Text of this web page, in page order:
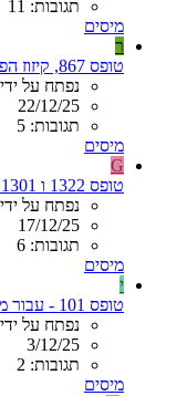
תגובות: 11
מיסים
ר
טופס 867, קיזוז הפסדי הון כנגד הכנסה מרבית או מדיבידנד
נפתח על
22/12/25
תגובות: 5
מיסים
G
טופס 1322 ו 1301 - אופן דיווח
נפתח על ידי GAG
17/12/25
תגובות: 6
מיסים
י
טופס 101 - עבור מי ששכיר ומקבל פנסיה בו זמנית
נפתח על ידי
3/12/25
תגובות: 2
מיסים